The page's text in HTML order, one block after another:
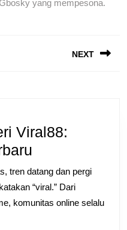
yang mempesona.
NEXT
Viral88:
Misteri
Viral88:
Obsesi
tren datang dan pergi
“viral.” Dari
komunitas online selalu